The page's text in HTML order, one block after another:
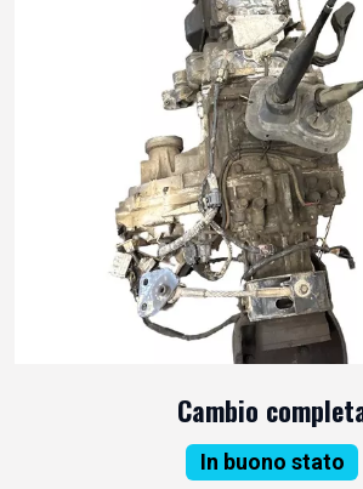
Cambio
In buono stato